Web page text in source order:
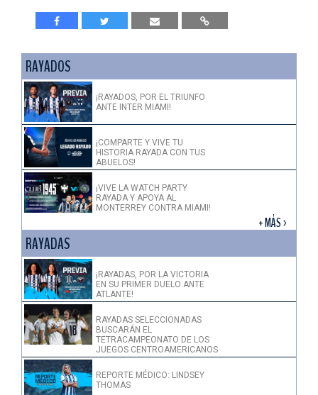
RAYADOS
¡RAYADOS, POR EL TRIUNFO
ANTE INTER MIAMI!
¡COMPARTE Y VIVE TU
HISTORIA RAYADA CON TUS
ABUELOS!
¡VIVE LA WATCH PARTY
RAYADA Y APOYA AL
MONTERREY CONTRA MIAMI!
+ MÁS >
RAYADAS
¡RAYADAS, POR LA VICTORIA
EN SU PRIMER DUELO ANTE
ATLANTE!
RAYADAS SELECCIONADAS
BUSCARÁN EL
TETRACAMPEONATO DE LOS
JUEGOS CENTROAMERICANOS
REPORTE MÉDICO: LINDSEY
THOMAS